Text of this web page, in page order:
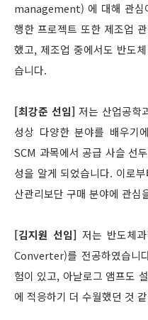
management) 에 대해 관심
행한 프로젝트 또한 제조업
했고, 제조업 중에서도 반도
습니다.
[최강준 선임] 저는 산업공학
성상 다양한 분야를 배우기
SCM 과목에서 공급 사슬 선
성을 알게 되었습니다. 이로
산관리보단 구매 분야에 관심
[김지원 선임] 저는 반도체
Converter)를 전공하였습니
험이 있고, 아날로그 앰프도
에 적응하기 더 수월했던 것